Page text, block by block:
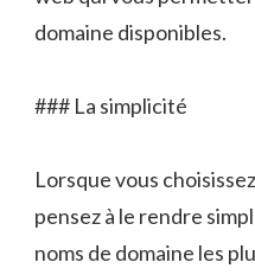
domaine disponibles.
### La simplicité
Lorsque vous
pensez à le rendre
noms de domaine les